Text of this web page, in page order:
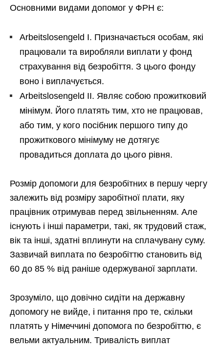
Основними видами допомог у ФРН є:
Arbeitslosengeld I. Призначається особам, які
працювали та виробляли виплати у фонд
страхування від безробіття. З цього фонду
воно і виплачується.
Arbeitslosengeld II. Являє собою прожитковий
мінімум. Його платять тим, хто не працював,
або тим, у кого посібник першого типу до
прожиткового мінімуму не дотягує
провадиться доплата до цього рівня.
Розмір допомоги для безробітних в першу чергу
залежить від розміру заробітної плати, яку
працівник отримував перед звільненням. Але
існують і інші параметри, такі, як трудовий стаж,
вік та інші, здатні вплинути на сплачувану суму.
Зазвичай виплата по безробіттю становить від
60 до 85 % від раніше одержуваної зарплати.
Зрозуміло, що довічно сидіти на державну
допомогу не вийде, і питання про те, скільки
платять у Німеччині допомога по безробіттю, є
вельми актуальним. Тривалість виплат